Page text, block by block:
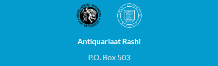
Antiquariaat Rashi
P.O. Box 503